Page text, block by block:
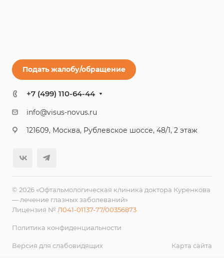
Подать жалобу/обращение
+7 (499) 110-64-44
info@visus-novus.ru
121609, Москва, Рублевское шоссе, 48/1, 2 этаж
© 2026 «Офтальмологическая клиника доктора Куренкова
— лечение глазных заболеваний»
Лицензия № Л041-01137-77/00356873
Политика конфиденциальности
Версия для слабовидящих Карта сайта